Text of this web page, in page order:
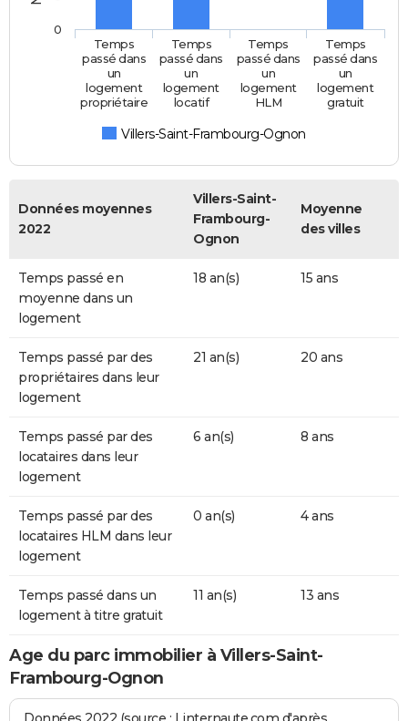
Villers-Saint-Frambourg-Ognon
Temps
passé dans
un
logement
propriétaire
Temps
passé dans
un
logement
locatif
Temps
passé dans
un
logement
HLM
Temps
passé dans
un
logement
gratuit
0
Données moyennes
2022
Villers-Saint-
Frambourg-
Ognon
Moyenne
des villes
Temps passé en
moyenne dans un
logement
18 an(s) 15 ans
Temps passé par des
propriétaires dans leur
logement
21 an(s) 20 ans
Temps passé par des
locataires dans leur
logement
6 an(s) 8 ans
Temps passé par des
locataires HLM dans leur
logement
0 an(s) 4 ans
Temps passé dans un
logement à titre gratuit
11 an(s) 13 ans
Age du parc immobilier à Villers-Saint-
Frambourg-Ognon